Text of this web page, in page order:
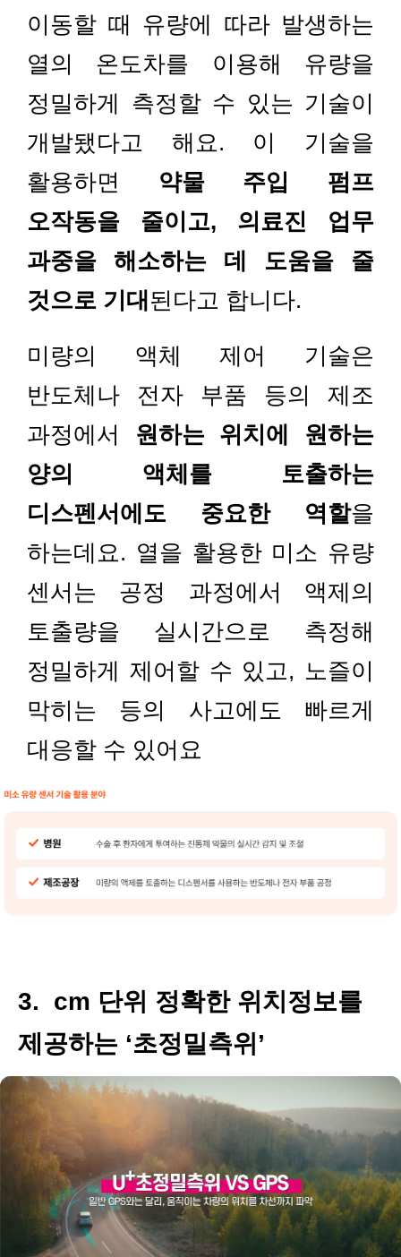
이동할 때 유량에 따라 발생하는
열의 온도차를 이용해 유량을
정밀하게 측정할 수 있는 기술이
개발됐다고 해요. 이 기술을
활용하면 약물 주입 펌프
오작동을 줄이고, 의료진 업무
과중을 해소하는 데 도움을 줄
것으로 기대 된다고 합니다.
미량의 액체 제어 기술은
반도체나 전자 부품 등의 제조
과정에서 원하는 위치에 원하는
양의 액체를 토출하는
디스펜서에도 중요한 역할을
하는데요. 열을 활용한 미소 유량
센서는 공정 과정에서 액제의
토출량을 실시간으로 측정해
정밀하게 제어할 수 있고, 노즐이
막히는 등의 사고에도 빠르게
대응할 수 있어요
3. cm 단위 정확한 위치정보를
제공하는 ‘초정밀측위’